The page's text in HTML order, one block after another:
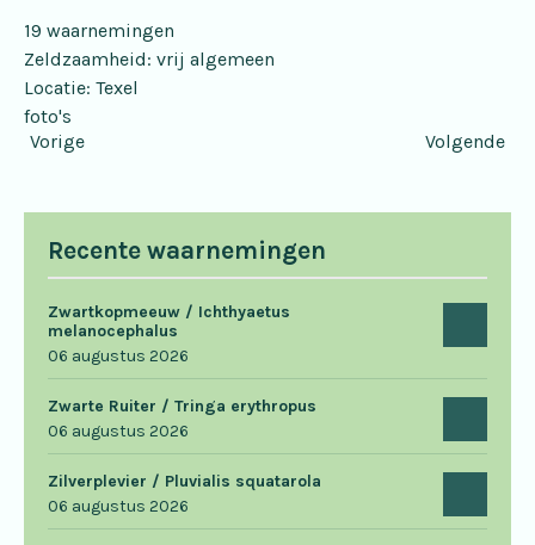
Recente waarnemingen
Zwartkopmeeuw / Ichthyaetus
melanocephalus
06 augustus 2026
Zwarte Ruiter / Tringa erythropus
06 augustus 2026
Zilverplevier / Pluvialis squatarola
06 augustus 2026
19 waarnemingen
Zeldzaamheid: vrij algemeen
Locatie: Texel
foto's
Vorige
Volgende